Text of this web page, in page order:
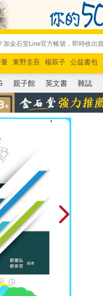
東野圭吾 楊双子 公益書包
奧德賽 路邊攤新作 馬斯克
親子館 英文書 雜誌